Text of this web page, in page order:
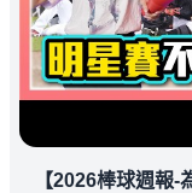
【2026棒球週報